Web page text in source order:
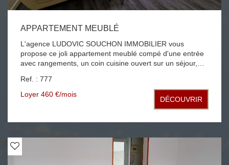
APPARTEMENT MEUBLÉ
L'agence LUDOVIC SOUCHON IMMOBILIER vous
propose ce joli appartement meublé compé d'une entrée
avec rangements, un coin cuisine ouvert sur un séjour,
collectifs libre de suite l'appartement est situé au centre
ville de Roanne rue Emile Noirot proche commerces, gare
Ref. : 777
Loyer 460 €/mois
DÉCOUVRIR